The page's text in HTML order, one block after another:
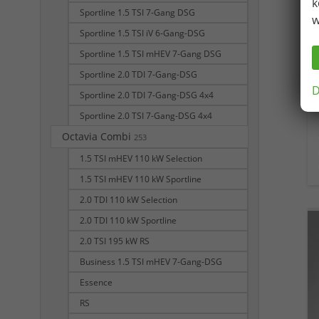
Sportline 1.5 TSI 7-Gang DSG
Sportline 1.5 TSI iV 6-Gang-DSG
Sportline 1.5 TSI mHEV 7-Gang DSG
Sportline 2.0 TDI 7-Gang-DSG
Sportline 2.0 TDI 7-Gang-DSG 4x4
Sportline 2.0 TSI 7-Gang-DSG 4x4
Octavia Combi 253
1.5 TSI mHEV 110 kW Selection
1.5 TSI mHEV 110 kW Sportline
2.0 TDI 110 kW Selection
2.0 TDI 110 kW Sportline
2.0 TSI 195 kW RS
Business 1.5 TSI mHEV 7-Gang-DSG
Essence
RS